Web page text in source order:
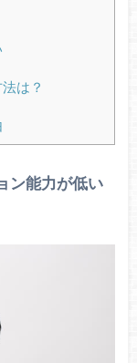
は？
ン能力が低い